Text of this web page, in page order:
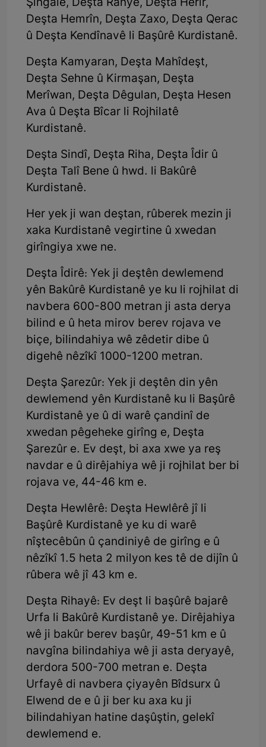
Şingalê, Deşta Ranye, Deşta Herîr,
Deşta Hemrîn, Deşta Zaxo, Deşta Qerac
û Deşta Kendînavê li Başûrê Kurdistanê.
Deşta Kamyaran, Deşta Mahîdeşt,
Deşta Sehne û Kirmaşan, Deşta
Merîwan, Deşta Dêgulan, Deşta Hesen
Ava û Deşta Bîcar li Rojhilatê
Kurdistanê.
Deşta Sindî, Deşta Riha, Deşta Îdir û
Deşta Talî Bene û hwd. li Bakûrê
Kurdistanê.
Her yek ji wan deştan, rûberek mezin ji
xaka Kurdistanê vegirtine û xwedan
girîngiya xwe ne.
Deşta Îdirê: Yek ji deştên dewlemend
yên Bakûrê Kurdistanê ye ku li rojhilat di
navbera 600-800 metran ji asta derya
bilind e û heta mirov berev rojava ve
biçe, bilindahiya wê zêdetir dibe û
digehê nêzîkî 1000-1200 metran.
Deşta Şarezûr: Yek ji deştên din yên
dewlemend yên Kurdistanê ku li Başûrê
Kurdistanê ye û di warê çandinî de
xwedan pêgeheke girîng e, Deşta
Şarezûr e. Ev deşt, bi axa xwe ya reş
navdar e û dirêjahiya wê ji rojhilat ber bi
rojava ve, 44-46 km e.
Deşta Hewlêrê: Deşta Hewlêrê jî li
Başûrê Kurdistanê ye ku di warê
nîştecêbûn û çandiniyê de girîng e û
nêzîkî 1.5 heta 2 milyon kes tê de dijîn û
rûbera wê jî 43 km e.
Deşta Rihayê: Ev deşt li başûrê bajarê
Urfa li Bakûrê Kurdistanê ye. Dirêjahiya
wê ji bakûr berev başûr, 49-51 km e û
navgîna bilindahiya wê ji asta deryayê,
derdora 500-700 metran e. Deşta
Urfayê di navbera çiyayên Bîdsurx û
Elwend de e û ji ber ku axa ku ji
bilindahiyan hatine daşûştin, gelekî
dewlemend e.